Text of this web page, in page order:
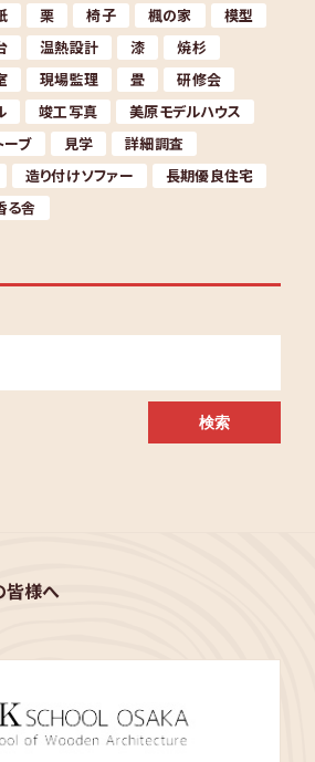
栗 椅子 楓の家
模型
温熱設計 漆
焼杉
現場監理 畳
研修会
竣工写真
美原モデルハウス
ーブ 見学
詳細調査
造り付けソファー
長期優良住宅
る舎
皆様へ